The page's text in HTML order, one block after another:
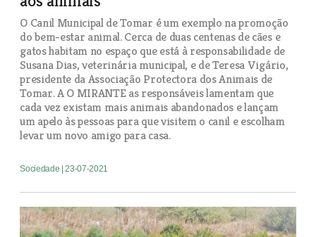
O Canil Municipal de Tomar é um exemplo na promoção
do bem-estar animal. Cerca de duas centenas de cães e
gatos habitam no espaço que está à responsabilidade de
Susana Dias, veterinária municipal, e de Teresa Vigário,
presidente da Associação Protectora dos Animais de
Tomar. A O MIRANTE as responsáveis lamentam que
cada vez existam mais animais abandonados e lançam
um apelo às pessoas para que visitem o canil e escolham
levar um novo amigo para casa.
Sociedade | 23-07-2021